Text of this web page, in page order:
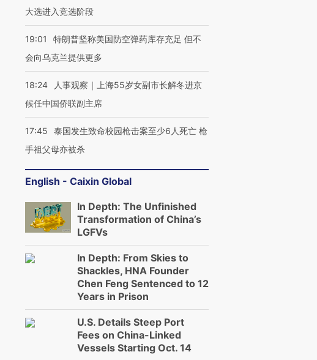
大选进入竞选阶段
19:01
特朗普坚称美国防空弹药库存充足 但不
会向乌克兰提供更多
18:24
人事观察｜上海55岁女副市长解冬进京
候任中国侨联副主席
17:45
泰国发生致命校园枪击案至少6人死亡 枪
手祖父母亦被杀
English - Caixin Global
In Depth: The Unfinished
Transformation of China’s
LGFVs
In Depth: From Skies to
Shackles, HNA Founder
Chen Feng Sentenced to 12
Years in Prison
U.S. Details Steep Port
Fees on China-Linked
Vessels Starting Oct. 14